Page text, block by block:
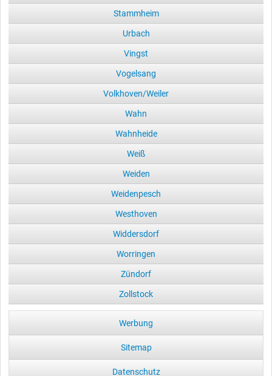
Stammheim
Urbach
Vingst
Vogelsang
Volkhoven/Weiler
Wahn
Wahnheide
Weiß
Weiden
Weidenpesch
Westhoven
Widdersdorf
Worringen
Zündorf
Zollstock
Werbung
Sitemap
Datenschutz